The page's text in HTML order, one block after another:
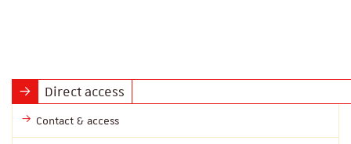
Direct access
Contact & access